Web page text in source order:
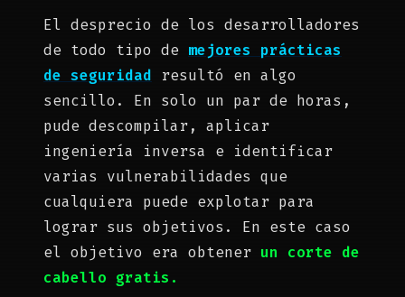
El desprecio de los desarrolladores
de todo tipo de mejores prácticas
de seguridad resultó en algo
sencillo. En solo un par de horas,
pude descompilar, aplicar
ingeniería inversa e identificar
varias vulnerabilidades que
cualquiera puede explotar para
lograr sus objetivos. En este caso
el objetivo era obtener un corte de
cabello gratis.